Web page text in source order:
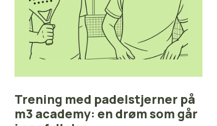
Trening med padelstjerner på
m3 academy: en drøm som går